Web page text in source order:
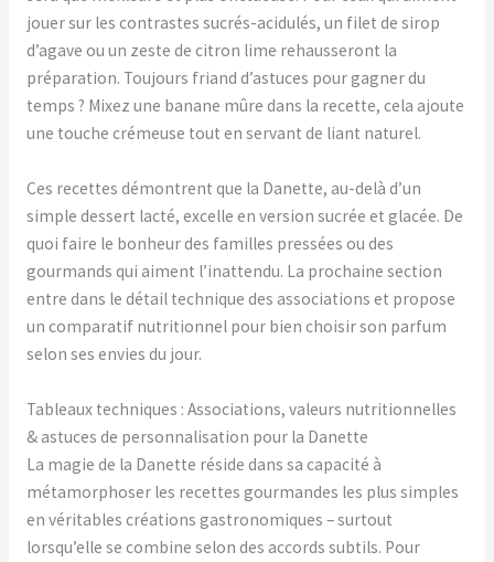
jouer sur les contrastes sucrés-acidulés, un filet de sirop
d’agave ou un zeste de citron lime rehausseront la
préparation. Toujours friand d’astuces pour gagner du
temps ? Mixez une banane mûre dans la recette, cela ajoute
une touche crémeuse tout en servant de liant naturel.
Ces recettes démontrent que la Danette, au-delà d’un
simple dessert lacté, excelle en version sucrée et glacée. De
quoi faire le bonheur des familles pressées ou des
gourmands qui aiment l’inattendu. La prochaine section
entre dans le détail technique des associations et propose
un comparatif nutritionnel pour bien choisir son parfum
selon ses envies du jour.
Tableaux techniques : Associations, valeurs nutritionnelles
& astuces de personnalisation pour la Danette
La magie de la Danette réside dans sa capacité à
métamorphoser les recettes gourmandes les plus simples
en véritables créations gastronomiques – surtout
lorsqu’elle se combine selon des accords subtils. Pour